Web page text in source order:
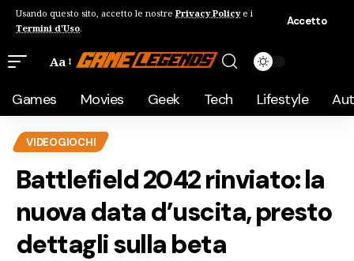
Usando questo sito, accetto le nostre Privacy Policye i
Termini d'Uso.
Accetto
Aa
Games Movies Geek Tech Lifestyle
VIDEOGIOCHI
Battlefield 2042 rinviato: la
nuova data d’uscita, presto
dettagli sulla beta